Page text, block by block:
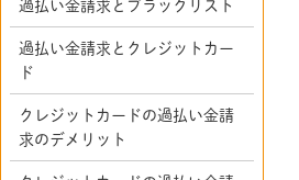
過払い金請求とブラックリスト
過払い金請求とクレジットカー
ド
クレジットカードの過払い金請
求のデメリット